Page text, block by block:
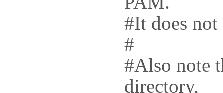
#It does not
#
#Also note
directory,